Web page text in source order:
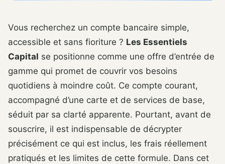
Vous recherchez un compte bancaire simple,
accessible et sans fioriture ? Les Essentiels
Capital se positionne comme une offre d’entrée de
gamme qui promet de couvrir vos besoins
quotidiens à moindre coût. Ce compte courant,
accompagné d’une carte et de services de base,
séduit par sa clarté apparente. Pourtant, avant de
souscrire, il est indispensable de décrypter
précisément ce qui est inclus, les frais réellement
pratiqués et les limites de cette formule. Dans cet